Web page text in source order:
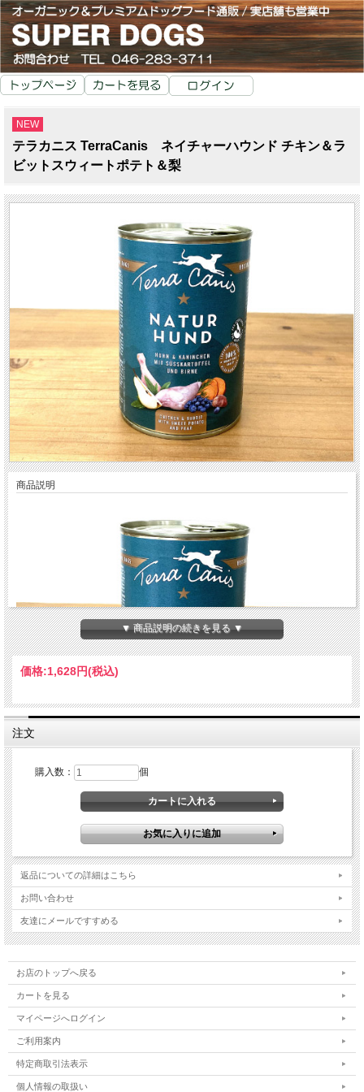
NEW
テラカニス TerraCanis ネイチャーハウンド チキン＆ラ
ビットスウィートポテト＆梨
商品説明
柔らかいチキンと美味しいウサギが一緒になった愛犬にとって最高のご馳走。サ
ツマイモを加える
ことでエキゾチックな風味をプラスするだけでなくエネルギーと食物繊維が沢山
さらに洋ナシのやさしい甘みとさわやかな瑞々しさを感じる最高の食事。
ヘルシーでおいしい食の共生の誕生。
■商品名 テラカニス ネイチャーハウンド チキン＆ラビットスウィートポ
テト＆梨
■原材料 鶏の胃袋 (20 %), 鶏の心臓 (14 %), 鶏の皮 (11 %),人参, ウサギの筋
ズッキーニ (7 %), 鶏の肝臓 (6 %), 鶏の筋肉 (6 %), サツマイモ (6
%),梨 (4 %),
レープシードオイル, ブルーベリー (2%), ブラックカラント (2 %),
魚油,
ココナッツ粉,亜麻仁, ?-グルカン, チコリの根*, ビール酵母*,ター
メリック* (0.1 %),
▼ 商品説明の続きを見る ▼
価格:1,628円(税込)
注文
購入数： 個
返品についての詳細はこちら
お問い合わせ
友達にメールですすめる
お店のトップへ戻る
カートを見る
マイページへログイン
ご利用案内
特定商取引法表示
個人情報の取扱い